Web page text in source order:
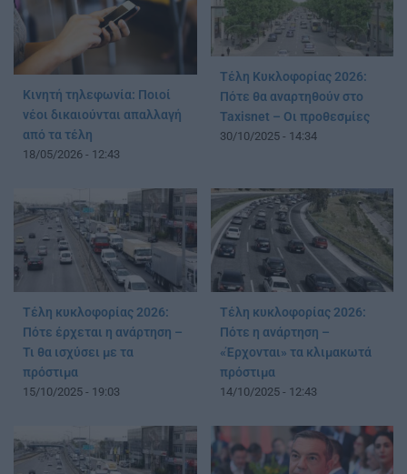
Κινητή τηλεφωνία: Ποιοί
νέοι δικαιούνται απαλλαγή
από τα τέλη
18/05/2026 - 12:43
Τέλη Κυκλοφορίας 2026:
Πότε θα αναρτηθούν στο
Taxisnet – Οι προθεσμίες
30/10/2025 - 14:34
Τέλη κυκλοφορίας 2026:
Πότε έρχεται η ανάρτηση –
Τι θα ισχύσει με τα
πρόστιμα
15/10/2025 - 19:03
Τέλη κυκλοφορίας 2026:
Πότε η ανάρτηση –
«Έρχονται» τα κλιμακωτά
πρόστιμα
14/10/2025 - 12:43